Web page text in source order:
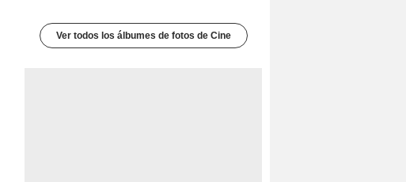
Ver todos los álbumes de fotos de Cine